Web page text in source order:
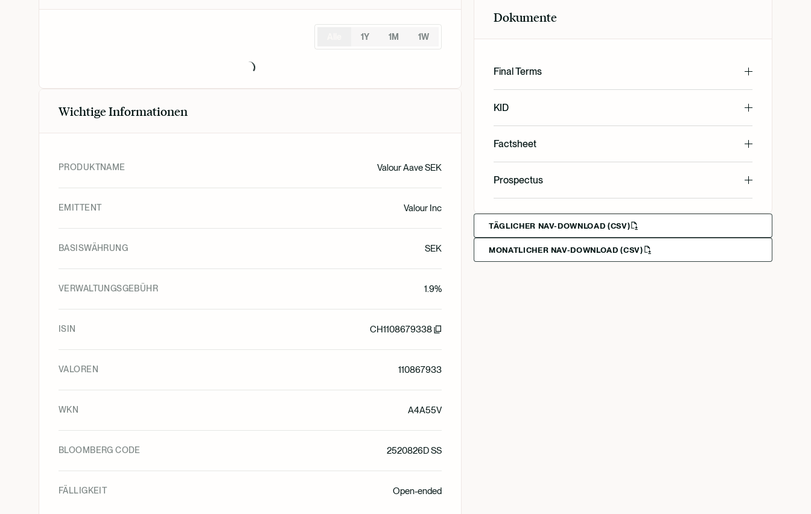
1Y 1M 1W
Wichtige Informationen
PRODUKTNAME Valour Aave SEK
EMITTENT Valour Inc
BASISWÄHRUNG SEK
VERWALTUNGSGEBÜHR 1.9%
ISIN CH1108679338
VALOREN 110867933
WKN A4A55V
BLOOMBERG CODE 2520826D SS
FÄLLIGKEIT Open-ended
Dokumente
Final Terms
English
Svenska
KID
English
Svenska
Francais
Factsheet
English
Prospectus
English
TÄGLICHER NAV-DOWNLOAD (CSV)
MONATLICHER NAV-DOWNLOAD (CSV)